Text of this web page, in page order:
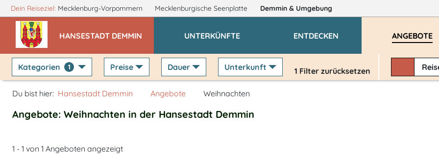
Dein Reiseziel: Mecklenburg-Vorpommern Mecklenburgische Seenplatte Demmin & Umgebung
HANSESTADT DEMMIN UNTERKÜNFTE ENTDECKEN ANGEBOTE
Kategorien 1 Preise Dauer Unterkunft 1 Filter zurücksetzen
Du bist hier: Hansestadt Demmin Angebote Weihnachten
Angebote: Weihnachten in der Hansestadt Demmin
1 - 1 von 1 Angeboten angezeigt